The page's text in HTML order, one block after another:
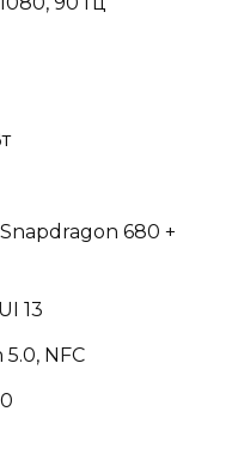
680 +
13
NFC